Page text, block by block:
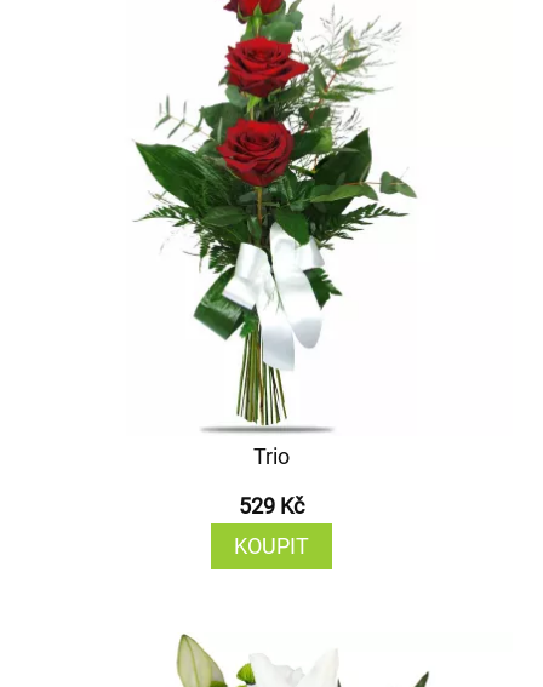
Trio
529 Kč
KOUPIT